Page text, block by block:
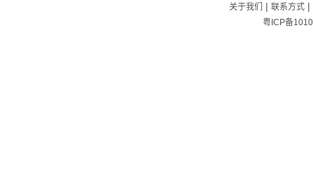
关于我们 | 联系方式|
粤ICP备